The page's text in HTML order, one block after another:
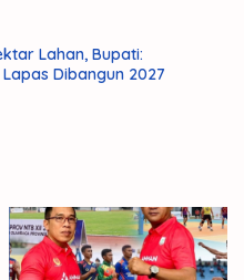
Lahan, Bupati:
Dibangun 2027